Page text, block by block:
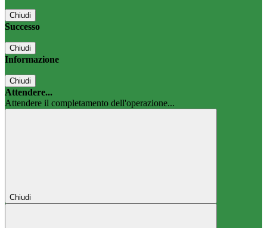
Chiudi
Successo
Chiudi
Informazione
Chiudi
Attendere...
Attendere il completamento dell'operazione...
Chiudi